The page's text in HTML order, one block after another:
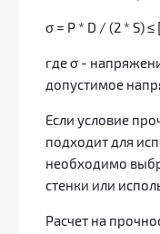
σ = P * D / (2 * S) ≤
где σ -
допустимое
Если условие
подходит для
необходимо
стенки или
Расчет на